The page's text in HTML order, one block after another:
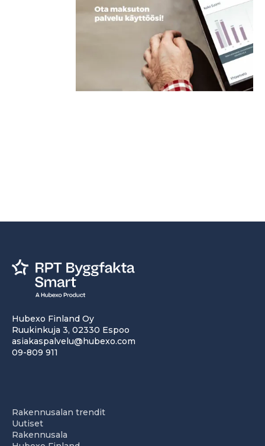
Hubexo Finland Oy
Ruukinkuja 3, 02330 Espoo
asiakaspalvelu@hubexo.com
09-809 911
Rakennusalan trendit
Uutiset
Rakennusala